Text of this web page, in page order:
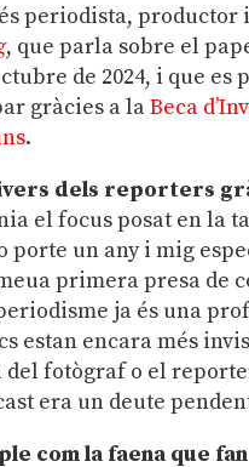
és periodista, productor
, que parla sobre el
de 2024, i que
gràcies a laBeca
.
dels reporters
el focus posat en la
porte un any i mig
primera presa de
ja és una
estan encara més
fotògraf o el
era un deute
com la faena que